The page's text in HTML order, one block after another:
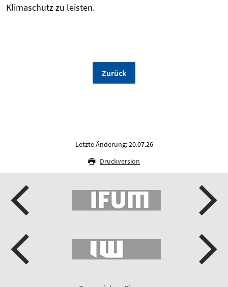
Klimaschutz zu leisten.
Zurück
Letzte Änderung: 20.07.26
Druckversion